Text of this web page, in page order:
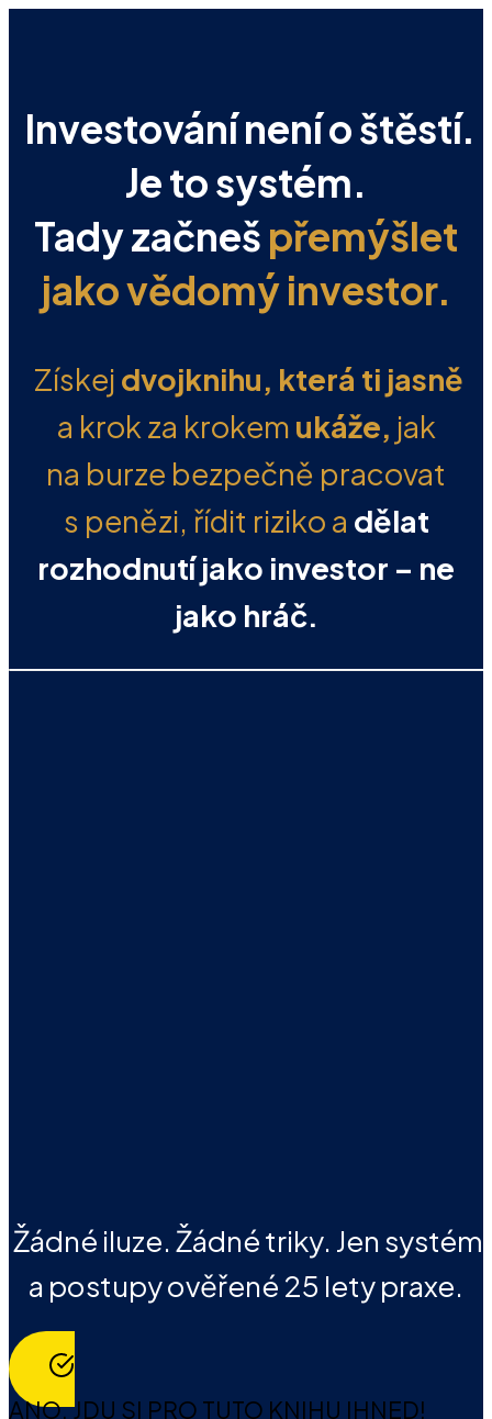
Investování není o štěstí.
Je to systém.
Tady začneš přemýšlet
jako vědomý investor.
Získej dvojknihu, která ti jasně
a krok za krokem ukáže, jak
na burze bezpečně pracovat
s penězi, řídit riziko a dělat
rozhodnutí jako investor – ne
jako hráč.
Žádné iluze. Žádné triky. Jen systém
a postupy ověřené 25 lety praxe.
ANO, JDU SI PRO TUTO KNIHU IHNED!